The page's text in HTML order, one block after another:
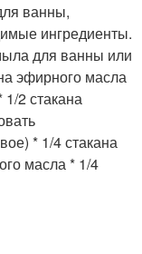
ванны,
ингредиенты.
для ванны или
эфирного масла
2 стакана
* 1/4 стакана
масла * 1/4